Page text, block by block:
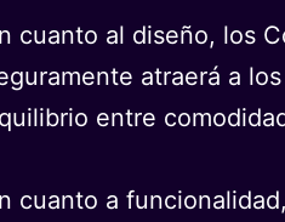
cuanto al diseño, los
atraerá a
entre
cuanto a